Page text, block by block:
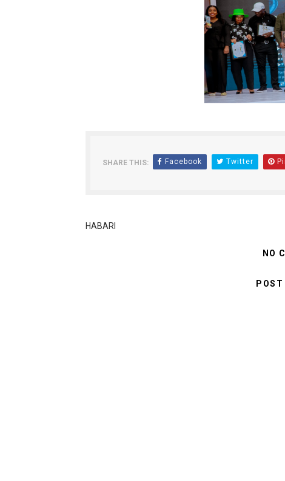
SHARE THIS: Facebook Twitter
HABARI
NO